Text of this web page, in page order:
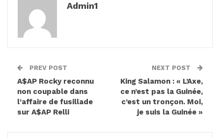
Admin1
PREV POST
A$AP Rocky reconnu
non coupable dans
l’affaire de fusillade
sur A$AP Relli
NEXT POST
King Salamon : « L’Axe,
ce n’est pas la Guinée,
c’est un tronçon. Moi,
je suis la Guinée »